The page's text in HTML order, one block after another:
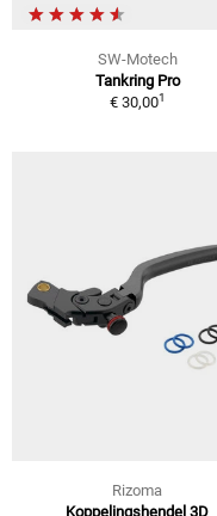
SW-Motech
Tankring Pro
€ 30,001
Rizoma
Koppelingshendel 3D